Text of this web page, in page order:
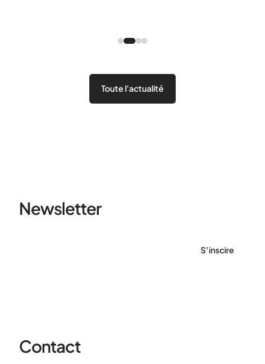
Toute l'actualité
Newsletter
S’inscire
Contact